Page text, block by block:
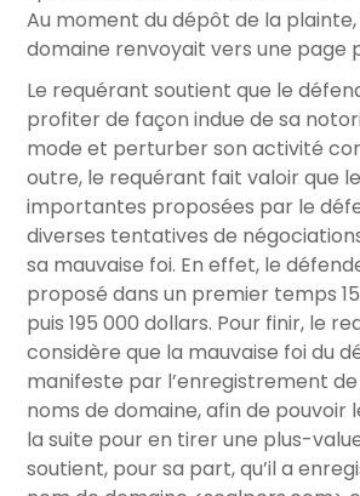
Au moment du dépôt de la
domaine renvoyait vers une page
Le requérant soutient que le
profiter de façon indue de sa
mode et perturber son activité
outre, le requérant fait valoir que
importantes proposées par le
diverses tentatives de
sa mauvaise foi. En effet, le
proposé dans un premier temps
puis 195 000 dollars. Pour finir, le
considère que la mauvaise foi du
manifeste par l’enregistrement de
noms de domaine, afin de pouvoir
la suite pour en tirer une plus-
soutient, pour sa part, qu’il a